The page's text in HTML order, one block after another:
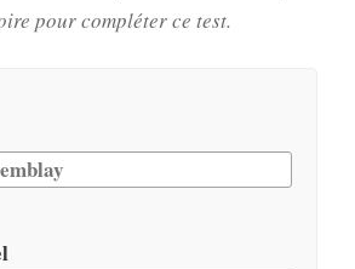
pour compléter ce test.